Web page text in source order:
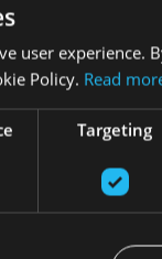
user experience.
Policy. Read
Targeting